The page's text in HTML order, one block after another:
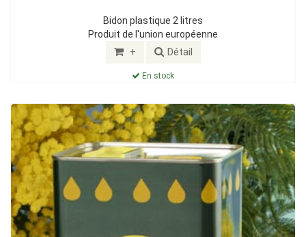
Bidon plastique 2 litres
Produit de l'union européenne
+ Détail
En stock